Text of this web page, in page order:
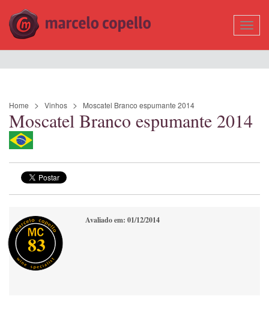
Home Vinhos Moscatel Branco espumante 2014
Moscatel Branco espumante 2014
83
Avaliado em: 01/12/2014